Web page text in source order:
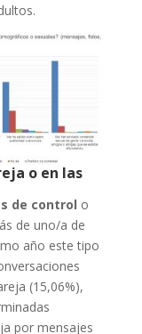
o en las
de control o
de uno/a de
año este tipo
(15,06%),
por mensajes